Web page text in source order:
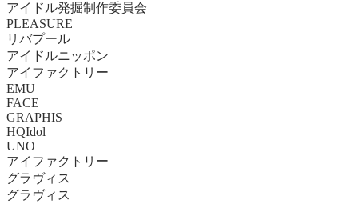
アイドル発掘制作委員会
PLEASURE
リバプール
アイドルニッポン
アイファクトリー
EMU
FACE
GRAPHIS
HQIdol
UNO
アイファクトリー
グラヴィス
グラヴィス